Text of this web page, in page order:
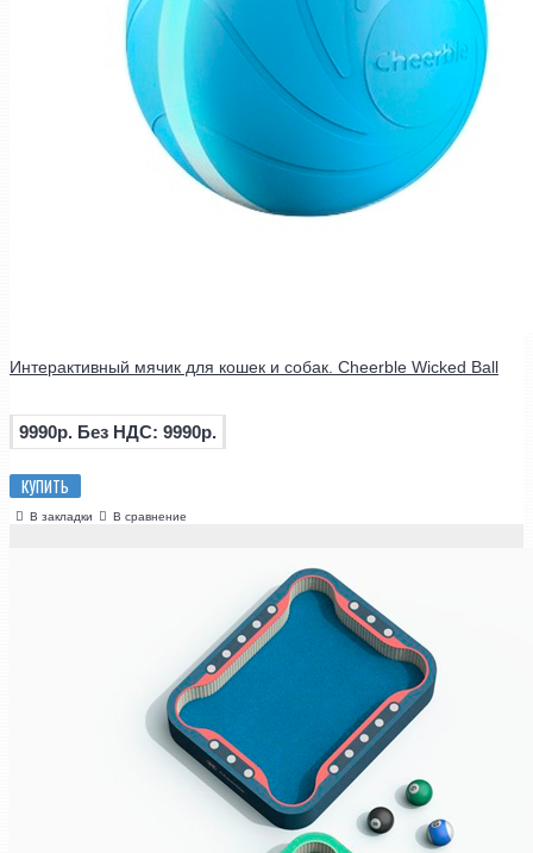
Интерактивный мячик для кошек и собак. Cheerble Wicked Ball
9990р. Без НДС: 9990р.
КУПИТЬ
В закладки В сравнение